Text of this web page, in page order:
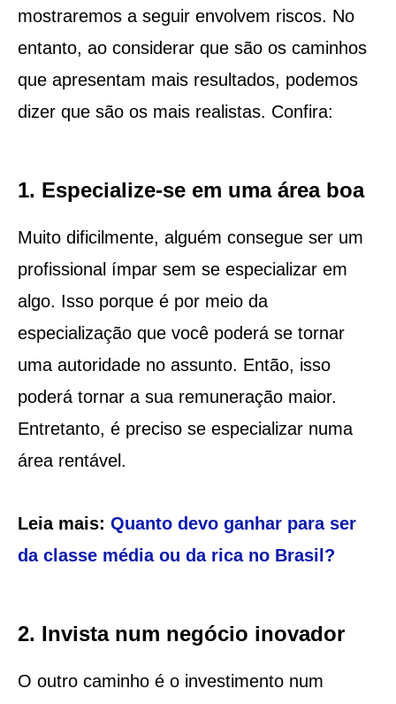
mostraremos a seguir envolvem riscos. No
entanto, ao considerar que são os caminhos
que apresentam mais resultados, podemos
dizer que são os mais realistas. Confira:
1. Especialize-se em uma área boa
Muito dificilmente, alguém consegue ser um
profissional ímpar sem se especializar em
algo. Isso porque é por meio da
especialização que você poderá se tornar
uma autoridade no assunto. Então, isso
poderá tornar a sua remuneração maior.
Entretanto, é preciso se especializar numa
área rentável.
Leia mais: Quanto devo ganhar para ser
da classe média ou da rica no Brasil?
2. Invista num negócio inovador
O outro caminho é o investimento num